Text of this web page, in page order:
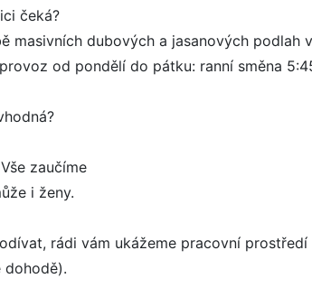
čeká?
masivních dubových a jasanových podlah
od pondělí do pátku: ranní směna
zaučíme
i ženy.
rádi vám ukážeme pracovní
dohodě).